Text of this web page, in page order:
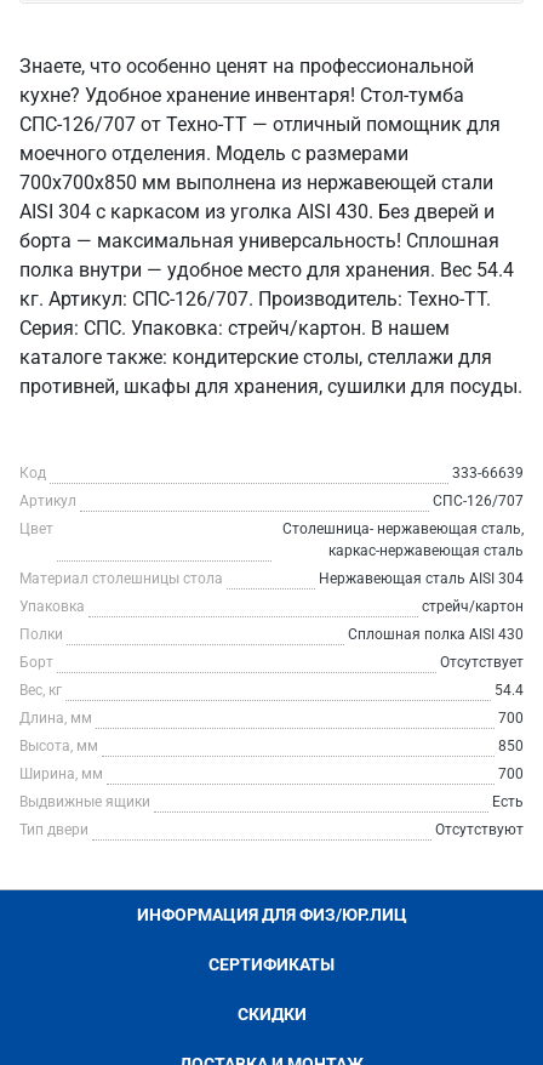
Знаете, что особенно ценят на профессиональной
кухне? Удобное хранение инвентаря! Стол-тумба
СПС-126/707 от Техно-ТТ — отличный помощник для
моечного отделения. Модель с размерами
700x700x850 мм выполнена из нержавеющей стали
AISI 304 с каркасом из уголка AISI 430. Без дверей и
борта — максимальная универсальность! Сплошная
полка внутри — удобное место для хранения. Вес 54.4
кг. Артикул: СПС-126/707. Производитель: Техно-ТТ.
Серия: СПС. Упаковка: стрейч/картон. В нашем
каталоге также: кондитерские столы, стеллажи для
противней, шкафы для хранения, сушилки для посуды.
Код
333-66639
Артикул
СПС-126/707
Цвет
Столешница- нержавеющая сталь,
каркас-нержавеющая сталь
Материал столешницы стола
Нержавеющая сталь AISI 304
Упаковка
стрейч/картон
Полки
Сплошная полка AISI 430
Борт
Отсутствует
Вес, кг
54.4
Длина, мм
700
Высота, мм
850
Ширина, мм
700
Выдвижные ящики
Есть
Тип двери
Отсутствуют
ИНФОРМАЦИЯ ДЛЯ ФИЗ/ЮР.ЛИЦ
СЕРТИФИКАТЫ
СКИДКИ